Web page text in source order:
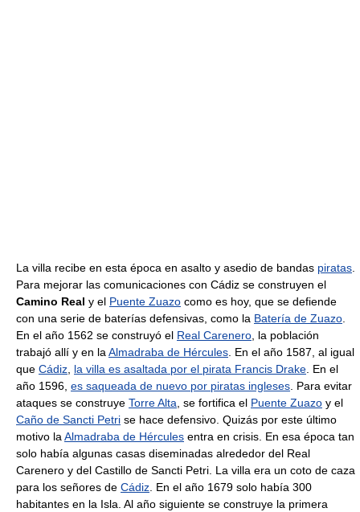
La villa recibe en esta época en asalto y asedio de bandas piratas
Para mejorar las comunicaciones con Cádiz se construyen el
Camino Real y el Puente Zuazo como es hoy, que se defiende
con una serie de baterías defensivas, como la Batería de Zuazo
En el año 1562 se construyó el Real Carenero , la población
trabajó allí y en la Almadraba de Hércules . En el año 1587, al igual
que Cádiz la villa es asaltada por el pirata Francis Drake . En el
año 1596, es saqueada de nuevo por piratas ingleses . Para evitar
ataques se construye Torre Alta , se fortifica el Puente Zuazo y el
Caño de Sancti Petri se hace defensivo. Quizás por este último
motivo la Almadraba de Hércules entra en crisis. En esa época tan
solo había algunas casas diseminadas alrededor del Real
Carenero y del Castillo de Sancti Petri. La villa era un coto de caza
para los señores de Cádiz . En el año 1679 solo había 300
habitantes en la Isla. Al año siguiente se construye la primera